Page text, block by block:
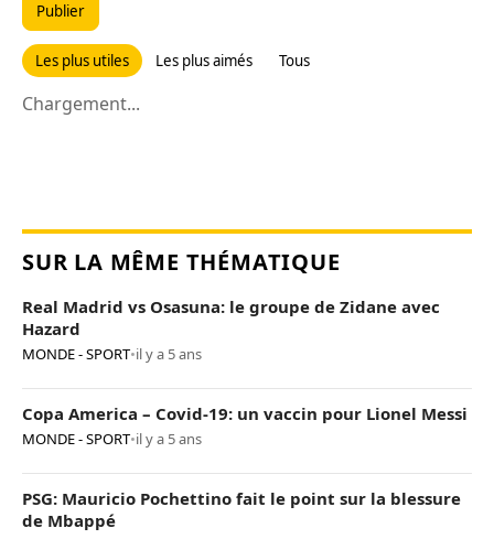
Publier
Les plus utiles Les plus aimés Tous
Chargement...
SUR LA MÊME THÉMATIQUE
Real Madrid vs Osasuna: le groupe de Zidane avec
Hazard
MONDE - SPORT•il y a 5 ans
Copa America – Covid-19: un vaccin pour Lionel Messi
MONDE - SPORT•il y a 5 ans
PSG: Mauricio Pochettino fait le point sur la blessure
de Mbappé